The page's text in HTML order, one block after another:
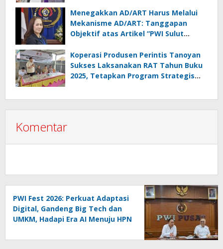
Menegakkan AD/ART Harus Melalui
Mekanisme AD/ART: Tanggapan
Objektif atas Artikel “PWI Sulut
Melanggar Aturan”
Koperasi Produsen Perintis Tanoyan
Sukses Laksanakan RAT Tahun Buku
2025, Tetapkan Program Strategis
Komentar
PWI Fest 2026: Perkuat Adaptasi
Digital, Gandeng Big Tech dan
UMKM, Hadapi Era AI Menuju HPN